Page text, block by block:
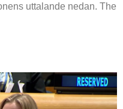
uttalande nedan. The